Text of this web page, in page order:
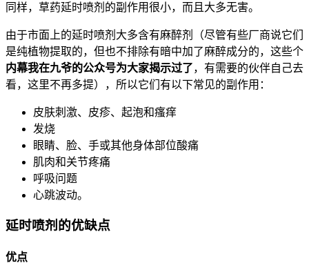
同样，草药延时喷剂的副作用很小，而且大多无害。
由于市面上的延时喷剂大多含有麻醉剂（尽管有些厂商说它们
是纯植物提取的，但也不排除有暗中加了麻醉成分的，这些个
内幕我在九爷的公众号为大家揭示过了，有需要的伙伴自己去
看，这里不再多提），所以它们有以下常见的副作用：
皮肤刺激、皮疹、起泡和瘙痒
发烧
眼睛、脸、手或其他身体部位酸痛
肌肉和关节疼痛
呼吸问题
心跳波动。
延时喷剂的优缺点
优点